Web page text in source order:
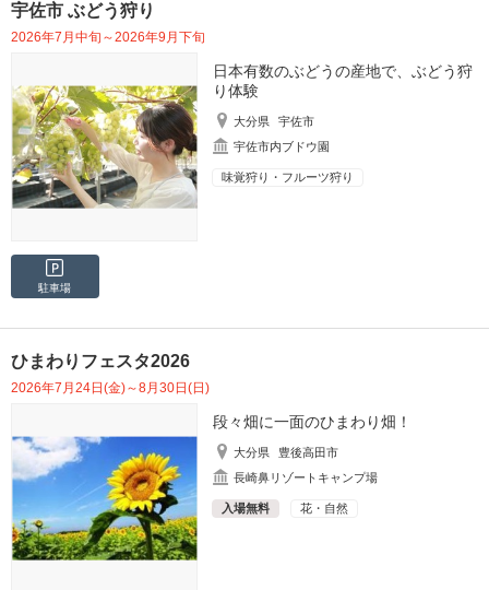
宇佐市 ぶどう狩り
2026年7月中旬～2026年9月下旬
日本有数のぶどうの産地で、ぶどう狩
り体験
大分県
宇佐市
宇佐市内ブドウ園
味覚狩り・フルーツ狩り
駐車場
ひまわりフェスタ2026
2026年7月24日(金)～8月30日(日)
段々畑に一面のひまわり畑！
大分県
豊後高田市
長崎鼻リゾートキャンプ場
入場無料 花・自然